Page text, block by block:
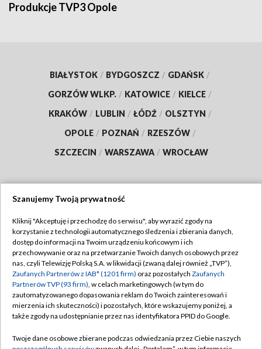
Produkcje TVP3 Opole
BIAŁYSTOK / BYDGOSZCZ / GDAŃSK /
GORZÓW WLKP. / KATOWICE / KIELCE /
KRAKÓW / LUBLIN / ŁÓDŹ / OLSZTYN /
OPOLE / POZNAŃ / RZESZÓW /
SZCZECIN / WARSZAWA / WROCŁAW
TVP
Abonament TVP
Emisja w TVP
Centrum informacji TVP
Naziemna Telewizja Cyfrowa
Regulamin TVP
Polityka prywatności
Moje zgody
Pomoc
Szanujemy Twoją prywatność
Kliknij "Akceptuję i przechodzę do serwisu", aby wyrazić zgody na
korzystanie z technologii automatycznego śledzenia i zbierania danych,
dostęp do informacji na Twoim urządzeniu końcowym i ich
przechowywanie oraz na przetwarzanie Twoich danych osobowych przez
nas, czyli Telewizję Polską S.A. w likwidacji (zwaną dalej również „TVP”),
Zaufanych Partnerów z IAB* (1201 firm) oraz pozostałych Zaufanych
Partnerów TVP (93 firm), w celach marketingowych (w tym do
zautomatyzowanego dopasowania reklam do Twoich zainteresowań i
mierzenia ich skuteczności) i pozostałych, które wskazujemy poniżej, a
także zgody na udostępnianie przez nas identyfikatora PPID do Google.
Twoje dane osobowe zbierane podczas odwiedzania przez Ciebie naszych